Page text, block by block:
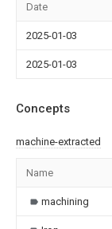
Date
2025-01-03
2025-01-03
Concepts
machine-extracted
Name
machining